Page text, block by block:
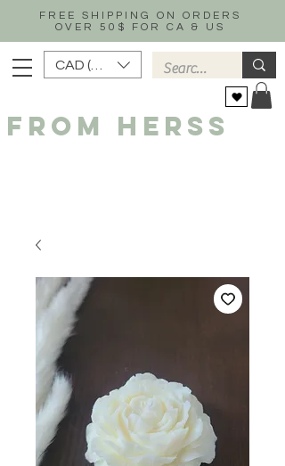
FREE SHIPPING ON ORDERS
OVER 50$ FOR CA & US
CAD (C$)
FROM HERSS